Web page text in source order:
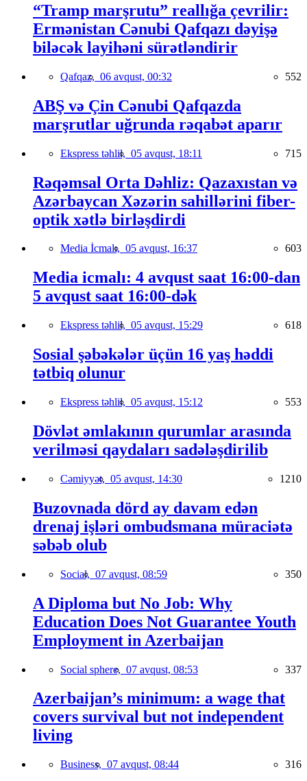
“Tramp marşrutu” reallığa çevrilir:
Ermənistan Cənubi Qafqazı dəyişə
biləcək layihəni sürətləndirir
Qafqaz, 06 avqust, 00:32 552
ABŞ və Çin Cənubi Qafqazda
marşrutlar uğrunda rəqabət aparır
Ekspress təhlil, 05 avqust, 18:11 715
Rəqəmsal Orta Dəhliz: Qazaxıstan və
Azərbaycan Xəzərin sahillərini fiber-
optik xətlə birləşdirdi
Media İcmalı, 05 avqust, 16:37 603
Media icmalı: 4 avqust saat 16:00-dan
5 avqust saat 16:00-dək
Ekspress təhlil, 05 avqust, 15:29 618
Sosial şəbəkələr üçün 16 yaş həddi
tətbiq olunur
Ekspress təhlil, 05 avqust, 15:12 553
Dövlət əmlakının qurumlar arasında
verilməsi qaydaları sadələşdirilib
Cəmiyyət, 05 avqust, 14:30 1210
Buzovnada dörd ay davam edən
drenaj işləri ombudsmana müraciətə
səbəb olub
Social, 07 avqust, 08:59 350
A Diploma but No Job: Why
Education Does Not Guarantee Youth
Employment in Azerbaijan
Social sphere, 07 avqust, 08:53 337
Azerbaijan’s minimum: a wage that
covers survival but not independent
living
Business, 07 avqust, 08:44 316